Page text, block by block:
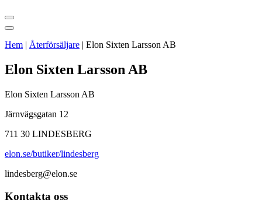
Hem | Återförsäljare | Elon Sixten Larsson AB
Elon Sixten Larsson AB
Elon Sixten Larsson AB
Järnvägsgatan 12
711 30 LINDESBERG
elon.se/butiker/lindesberg
lindesberg@elon.se
Kontakta oss